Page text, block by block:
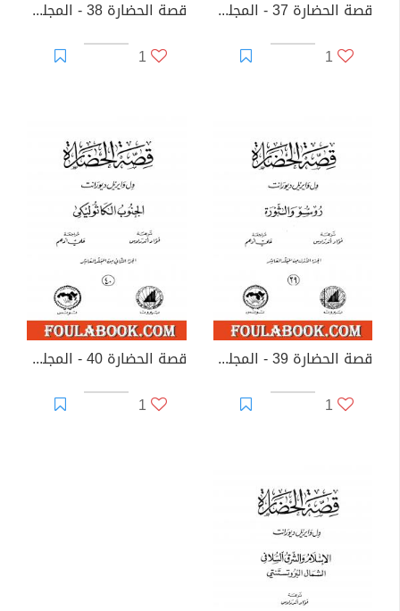
قصة الحضارة 37 - المجلد التاسع - ج3: أوروبا الوسطى
1
قصة الحضارة 38 - المجلد التاسع - ج4: أوروبا الوسطى
1
قصة الحضارة 39 - المجلد العاشر - ج1: روسو والثورة
1
قصة الحضارة 40 - المجلد العاشر - ج2: الجنوب الكاثوليكي
1